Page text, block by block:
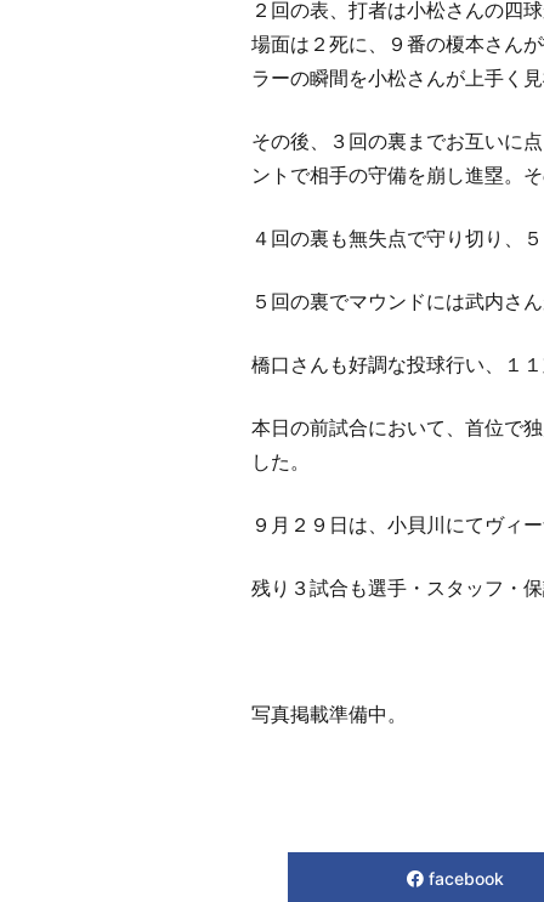
２回の表、打者は小松さんの四
場面は２死に、９番の榎本さん
ラーの瞬間を小松さんが上手く
その後、３回の裏までお互いに
ントで相手の守備を崩し進塁。
４回の裏も無失点で守り切り、
５回の裏でマウンドには武内さ
橋口さんも好調な投球行い、１
本日の前試合において、首位で
した。
９月２９日は、小貝川にてヴィ
残り３試合も選手・スタッフ・
写真掲載準備中。
facebook